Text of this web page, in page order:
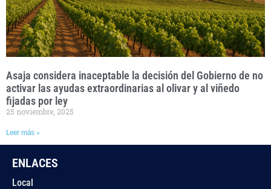
Asaja considera inaceptable la decisión del Gobierno de no
activar las ayudas extraordinarias al olivar y al viñedo
fijadas por ley
25 noviembre, 2025
Leer más »
ENLACES
Local